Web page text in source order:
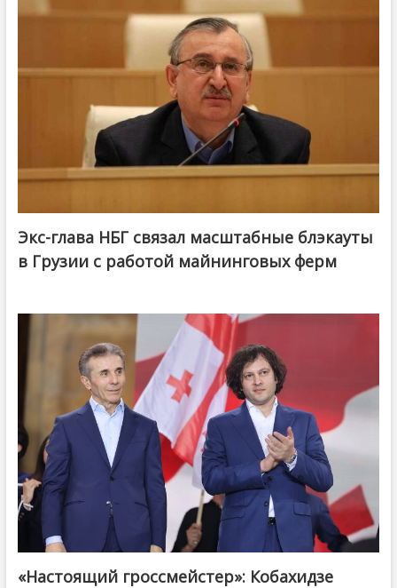
Экс-глава НБГ связал масштабные блэкауты
в Грузии с работой майнинговых ферм
@ქართული ოცნება / Georgian Dream
«Настоящий гроссмейстер»: Кобахидзе